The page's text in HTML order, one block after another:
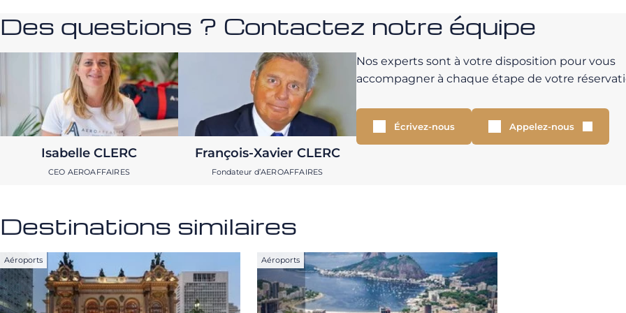
Des questions ? Contactez notre équipe
Isabelle CLERC
CEO AEROAFFAIRES
François-Xavier CLERC
Fondateur d’AEROAFFAIRES
Nos experts sont à votre disposition pour vous
accompagner à chaque étape de votre
Écrivez-nous Appelez-nous
Destinations similaires
Aéroports Aéroports